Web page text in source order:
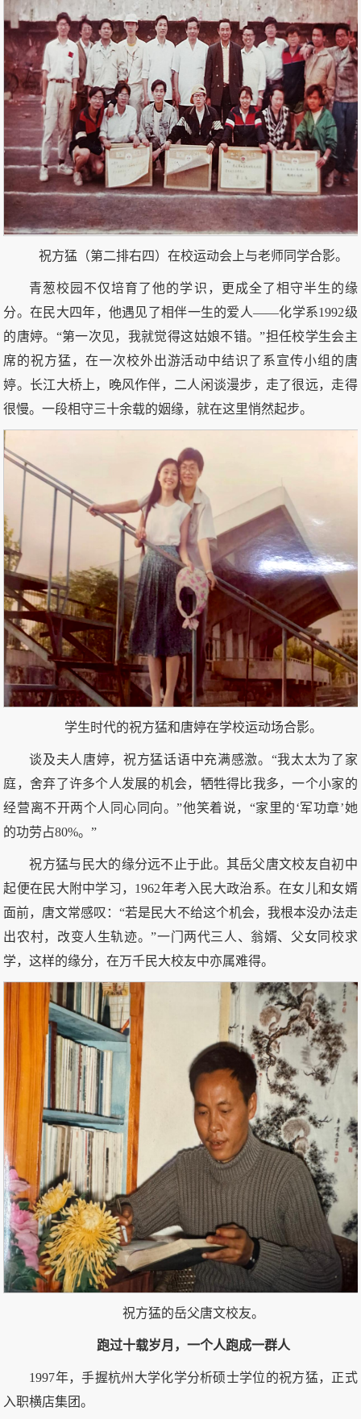
祝方猛（第二排右四）在校运动会上与老师同学合影。
青葱校园不仅培育了他的学识，更成全了相守半生的缘
分。在民大四年，他遇见了相伴一生的爱人——化学系1992级
的唐婷。“第一次见，我就觉得这姑娘不错。”担任校学生会主
席的祝方猛，在一次校外出游活动中结识了系宣传小组的唐
婷。长江大桥上，晚风作伴，二人闲谈漫步，走了很远，走得
很慢。一段相守三十余载的姻缘，就在这里悄然起步。
学生时代的祝方猛和唐婷在学校运动场合影。
谈及夫人唐婷，祝方猛话语中充满感激。“我太太为了家
庭，舍弃了许多个人发展的机会，牺牲得比我多，一个小家的
经营离不开两个人同心同向。”他笑着说，“家里的‘军功章’她
的功劳占80%。”
祝方猛与民大的缘分远不止于此。其岳父唐文校友自初中
起便在民大附中学习，1962年考入民大政治系。在女儿和女婿
面前，唐文常感叹：“若是民大不给这个机会，我根本没办法走
出农村，改变人生轨迹。”一门两代三人、翁婿、父女同校求
学，这样的缘分，在万千民大校友中亦属难得。
祝方猛的岳父唐文校友。
跑过十载岁月，一个人跑成一群人
1997年，手握杭州大学化学分析硕士学位的祝方猛，正式
入职横店集团。